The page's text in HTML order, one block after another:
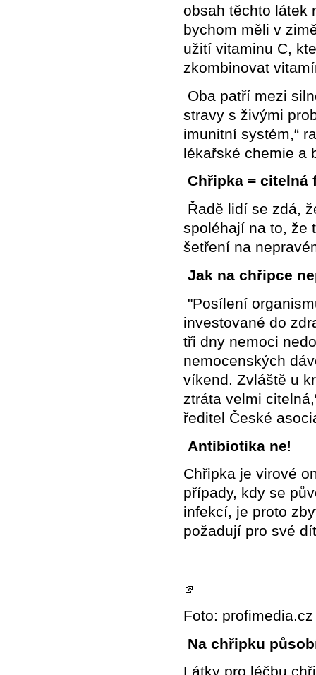
obsah těchto látek
bychom měli v
užití vitaminu C,
zkombinovat
Oba patří mezi
stravy s živými
imunitní systém,“
lékařské chemie a
Chřipka = citelná
Řadě lidí se zdá,
spoléhají na to, že
šetření na
Jak na chřipce
"Posílení
investované do
tři dny nemoci
nemocenských
víkend. Zvláště u
ztráta velmi
ředitel České
Antibiotika ne!
Chřipka je virové
případy, kdy se
infekcí, je proto
požadují pro své
Foto: profimedia.cz
Na chřipku
Látky pro léčbu